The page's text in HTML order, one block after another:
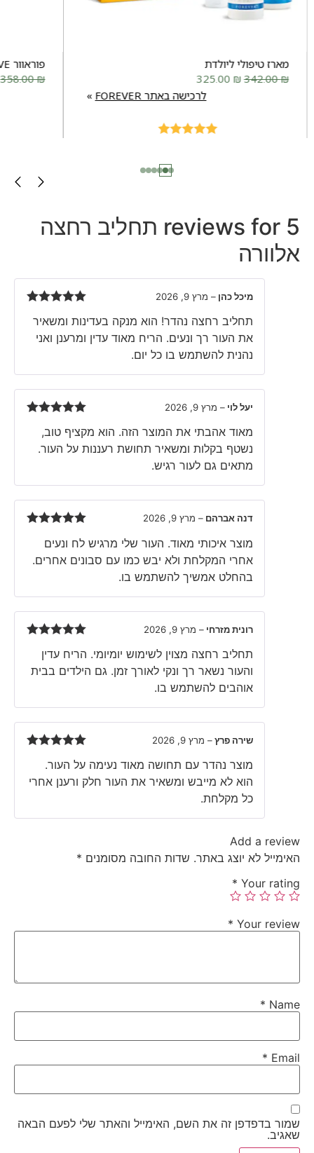
מארז טיפולי ליולדת
342.00₪
325.00 ₪
לרכישה באתר FOREVER
פוראוור MOVE
358.00₪
5 reviews for
תחליב רחצה
אלוורה
of 5
מיכל כהן – מרץ 9, 2026
תחליב רחצה נהדר! הוא מנקה בעדינות ומשאיר
את העור רך ונעים. הריח מאוד עדין ומרענן ואני
נהנית להשתמש בו כל יום.
of 5
יעל לוי – מרץ 9, 2026
מאוד אהבתי את המוצר הזה. הוא מקציף טוב,
נשטף בקלות ומשאיר תחושת רעננות על העור.
מתאים גם לעור רגיש.
of 5
דנה אברהם – מרץ 9, 2026
מוצר איכותי מאוד. העור שלי מרגיש לח ונעים
אחרי המקלחת ולא יבש כמו עם סבונים אחרים.
בהחלט אמשיך להשתמש בו.
of 5
רונית מזרחי – מרץ 9, 2026
תחליב רחצה מצוין לשימוש יומיומי. הריח עדין
והעור נשאר רך ונקי לאורך זמן. גם הילדים בבית
אוהבים להשתמש בו.
of 5
שירה פרץ– מרץ 9, 2026
מוצר נהדר עם תחושה מאוד נעימה על העור.
הוא לא מייבש ומשאיר את העור חלק ורענן אחרי
כל מקלחת.
Add a review
האימייל לא יוצג באתר. שדות החובה מסומנים *
Your rating
*
Your review
*
Name
*
Email
*
שמור בדפדפן זה את השם, האימייל והאתר שלי לפעם הבאה
שאגיב.